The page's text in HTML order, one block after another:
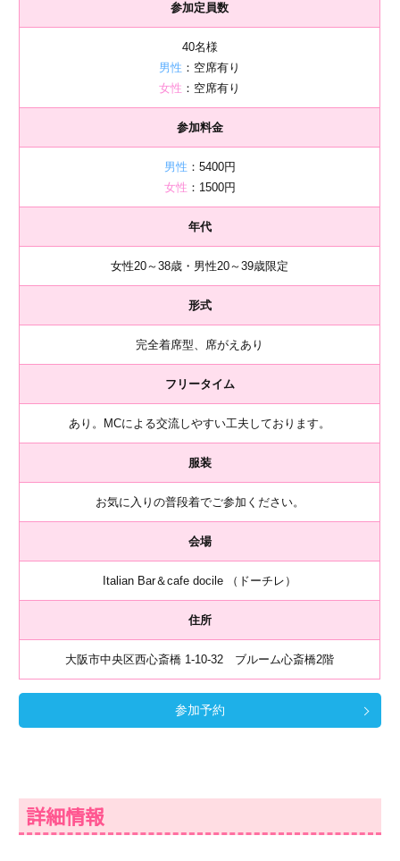
参加定員数
40名様
男性 ：空席有り
女性 ：空席有り
参加料金
男性 ：5400円
女性 ：1500円
年代
女性20～38歳・男性20～39歳限定
形式
完全着席型、席がえあり
フリータイム
あり。MCによる交流しやすい工夫しております。
服装
お気に入りの普段着でご参加ください。
会場
Italian Bar＆cafe docile （ドーチレ）
住所
大阪市中央区西心斎橋 1-10-32 ブルーム心斎橋2階
参加予約
詳細情報